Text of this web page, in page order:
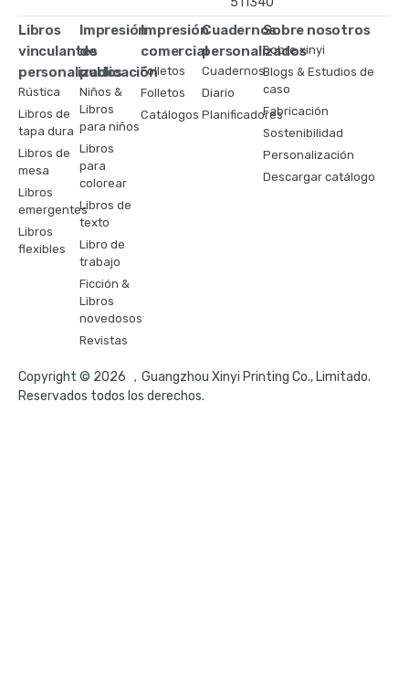
Libros
vinculantes
personalizados
Rústica
Libros de
tapa dura
Libros de
mesa
Libros
emergentes
Libros
flexibles
Impresión
de
publicación
Niños &
Libros
para niños
Libros
para
colorear
Libros de
texto
Libro de
trabajo
Ficción &
Libros
novedosos
Revistas
Impresión
comercial
Folletos
Folletos
Catálogos
Cuadernos
personalizados
Cuadernos
Diario
Planificadores
Sobre nosotros
Sobre xinyi
Blogs & Estudios de
caso
Fabricación
Sostenibilidad
Personalización
Descargar catálogo
Copyright © 2026 ，Guangzhou Xinyi Printing Co., Limitado.
Reservados todos los derechos.